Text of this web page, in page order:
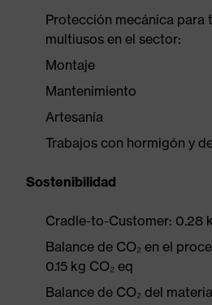
Protección mecánica para
multiusos en el sector:
Montaje
Mantenimiento
Artesanía
Trabajos con hormigón y
Sostenibilidad
Cradle-to-Customer: 0.28
Balance de CO₂ en el
0.15 kg CO₂ eq
Balance de CO₂ del